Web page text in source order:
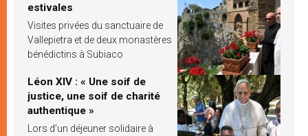
estivales
Visites privées du sanctuaire de
Vallepietra et de deux monastères
bénédictins à Subiaco
Léon XIV : « Une soif de
justice, une soif de charité
authentique »
Lors d’un déjeuner solidaire à